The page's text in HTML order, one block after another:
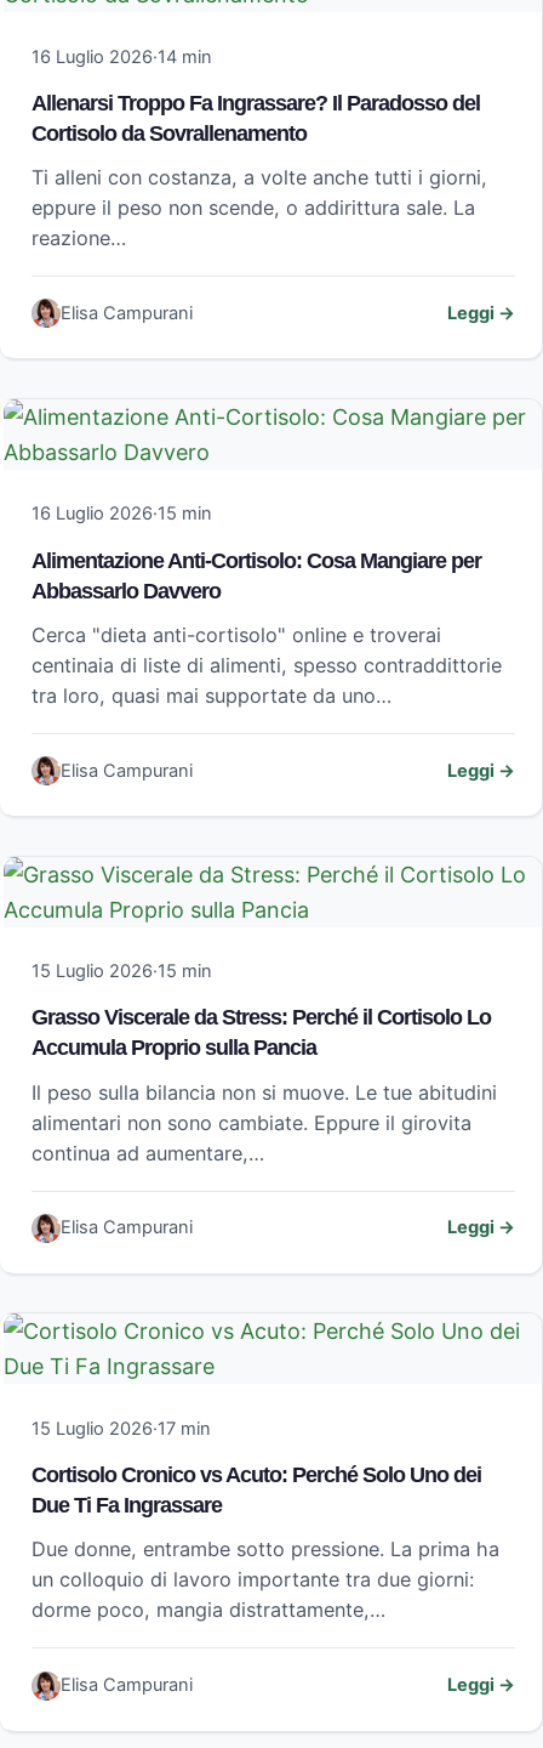
16 Luglio 2026·14 min
Allenarsi Troppo Fa Ingrassare? Il Paradosso del
Cortisolo da Sovrallenamento
Ti alleni con costanza, a volte anche tutti i giorni,
eppure il peso non scende, o addirittura sale. La
reazione…
Elisa Campurani Leggi →
16 Luglio 2026·15 min
Alimentazione Anti-Cortisolo: Cosa Mangiare per
Abbassarlo Davvero
Cerca "dieta anti-cortisolo" online e troverai
centinaia di liste di alimenti, spesso contraddittorie
tra loro, quasi mai supportate da uno…
Elisa Campurani Leggi →
15 Luglio 2026·15 min
Grasso Viscerale da Stress: Perché il Cortisolo Lo
Accumula Proprio sulla Pancia
Il peso sulla bilancia non si muove. Le tue abitudini
alimentari non sono cambiate. Eppure il girovita
continua ad aumentare,…
Elisa Campurani Leggi →
15 Luglio 2026·17 min
Cortisolo Cronico vs Acuto: Perché Solo Uno dei
Due Ti Fa Ingrassare
Due donne, entrambe sotto pressione. La prima ha
un colloquio di lavoro importante tra due giorni:
dorme poco, mangia distrattamente,…
Elisa Campurani Leggi →